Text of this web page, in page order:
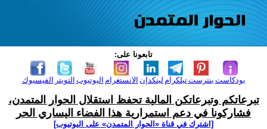
تابعونا على:
الفيسبوك التويتر اليوتيوب الانستغرام لينكدإن تيلكرامبنترست بودكاست
تبرعاتكم وتبرعاتكن المالية تحفظ استقلال الحوار المتمدن،
فشاركونا في دعم استمرارية هذا الفضاء اليساري الحر
[اشترك في قناة ‫«الحوار المتمدن» على اليوتيوب]